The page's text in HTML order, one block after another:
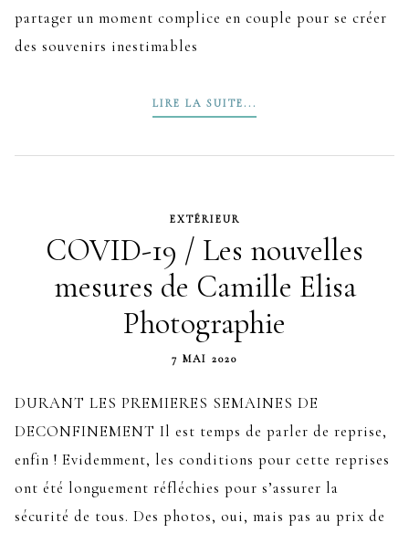
partager un moment complice en couple pour se créer
des souvenirs inestimables
LIRE LA SUITE...
EXTÉRIEUR
COVID-19 / Les nouvelles
mesures de Camille Elisa
Photographie
7 MAI 2020
DURANT LES PREMIERES SEMAINES DE
DECONFINEMENT Il est temps de parler de reprise,
enfin ! Evidemment, les conditions pour cette reprises
ont été longuement réfléchies pour s’assurer la
sécurité de tous. Des photos, oui, mais pas au prix de